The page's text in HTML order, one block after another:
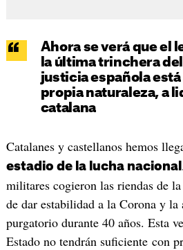
Ahora se verá que el
la última trinchera
justicia española
propia naturaleza, a
catalana
Catalanes y castellanos hemos
estadio de la lucha nacional
militares cogieron las riendas de
de dar estabilidad a la Corona y la
purgatorio durante 40 años. Esta
Estado no tendrán suficiente con